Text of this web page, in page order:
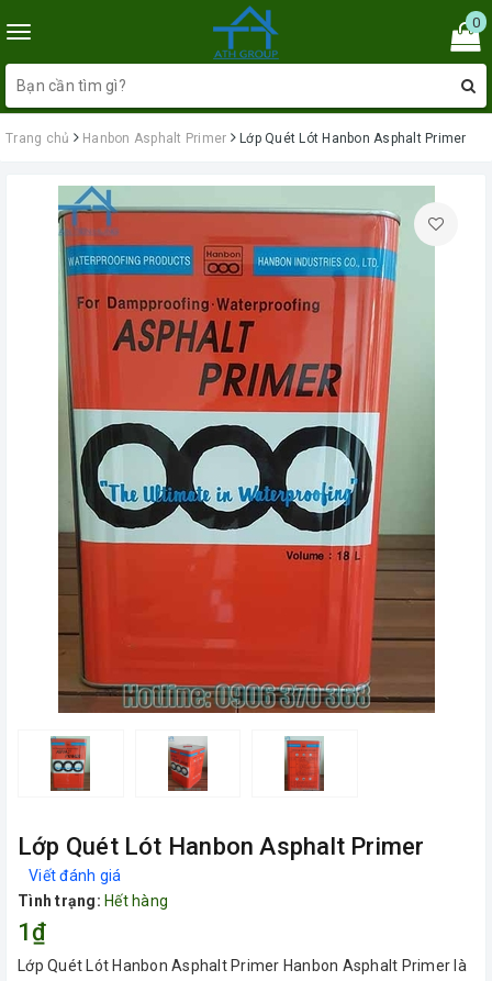
Toggle
navigation
0
Trang chủ Hanbon Asphalt Primer Lớp Quét Lót Hanbon Asphalt Primer
Lớp Quét Lót Hanbon Asphalt Primer
Viết đánh giá
Tình trạng: Hết hàng
1₫
Lớp Quét Lót Hanbon Asphalt Primer Hanbon Asphalt Primer là